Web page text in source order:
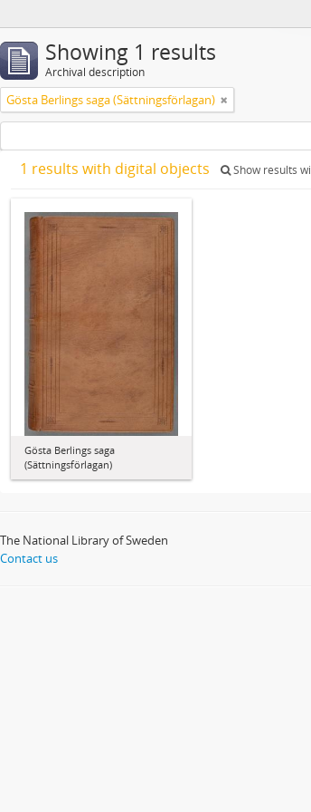
Showing 1 results
Archival description
Gösta Berlings saga (Sättningsförlagan)
1 results with digital objects Show results
Gösta Berlings saga
(Sättningsförlagan)
The National Library of Sweden
Contact us